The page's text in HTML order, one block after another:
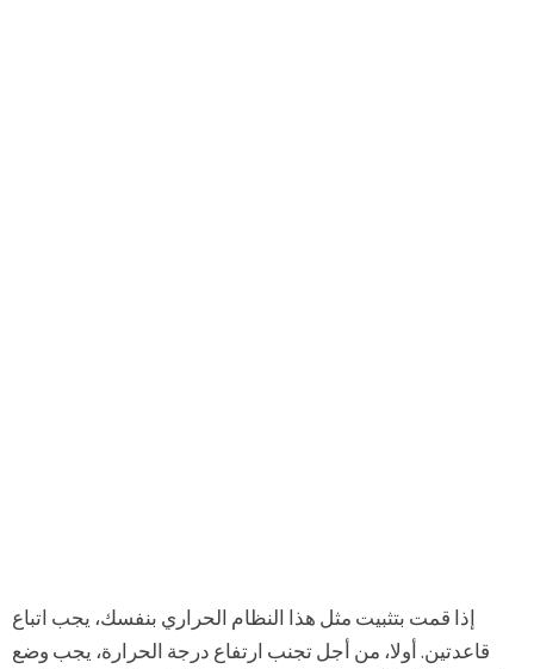
إذا قمت بتثبيت مثل هذا النظام الحراري بنفسك، يجب اتباع
قاعدتين. أولا، من أجل تجنب ارتفاع درجة الحرارة، يجب وضع